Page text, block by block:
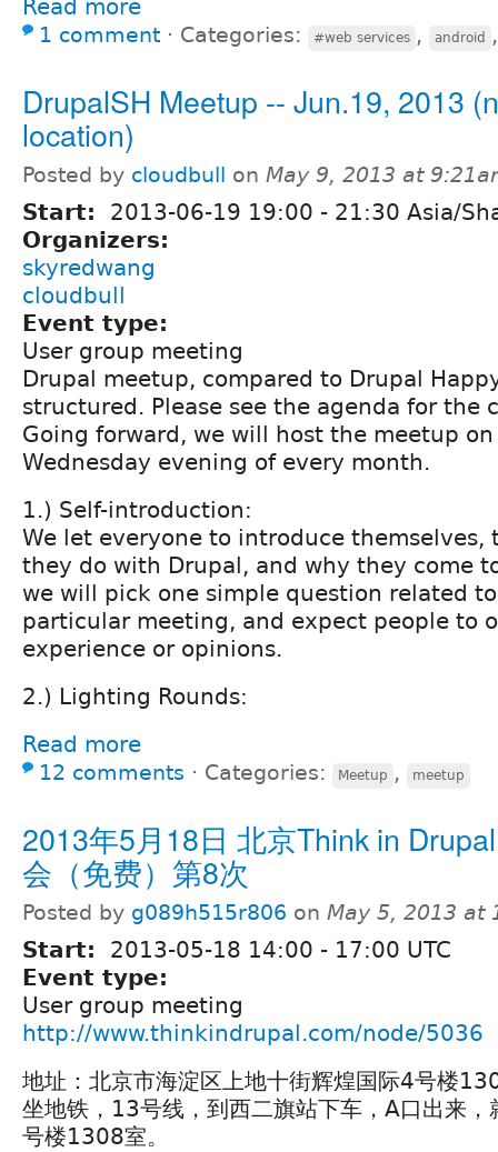
Read more
1 comment ⋅ Categories: #web services , android
DrupalSH Meetup -- Jun.19, 2013
location)
Posted by cloudbull on May 9, 2013 at
Start: 2013-06-19 19:00 - 21:30 Asia/
Organizers:
skyredwang
cloudbull
Event type:
User group meeting
Drupal meetup, compared to Drupal
structured. Please see the agenda for the
Going forward, we will host the meetup
Wednesday evening of every month.
1.) Self-introduction:
We let everyone to introduce
they do with Drupal, and why they come
we will pick one simple question related
particular meeting, and expect people to
experience or opinions.
2.) Lighting Rounds:
Read more
12 comments ⋅ Categories: Meetup , meetup
2013年5月18日 北京Think in
会（免费）第8次
Posted by g089h515r806 on May 5, 2013 at
Start: 2013-05-18 14:00 - 17:00 UTC
Event type:
User group meeting
http://www.thinkindrupal.com/node/5036
地址：北京市海淀区上地十街辉煌国际4号楼
坐地铁，13号线，到西二旗站下车，A口出来
号楼1308室。